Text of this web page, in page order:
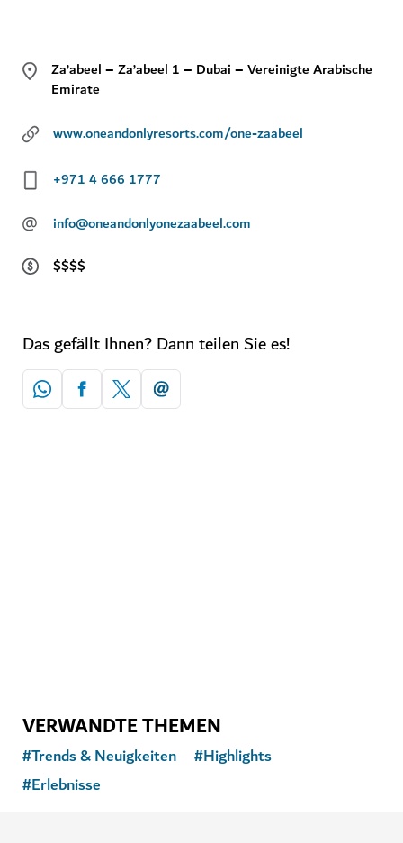
Za’abeel – Za’abeel 1 – Dubai – Vereinigte Arabische
Emirate
www.oneandonlyresorts.com/one-zaabeel
+971 4 666 1777
@
info@oneandonlyonezaabeel.com
$$$$
Das gefällt Ihnen? Dann teilen Sie es!
VERWANDTE THEMEN
#Trends & Neuigkeiten #Highlights
#Erlebnisse